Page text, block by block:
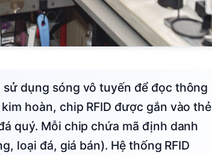
hoàn, chip RFID được gắn vào thẻ
quý. Mỗi chip chứa mã định danh
loại đá, giá bán). Hệ thống RFID